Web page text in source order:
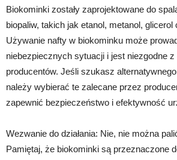
Biokominki zostały zaprojektowane do
biopaliw, takich jak etanol, metanol, glicerol
Używanie nafty w biokominku może
niebezpiecznych sytuacji i jest niezgodne
producentów. Jeśli szukasz
należy wybierać te zalecane przez
zapewnić bezpieczeństwo i efektywność
Wezwanie do działania: Nie, nie można
Pamiętaj, że biokominki są przeznaczone